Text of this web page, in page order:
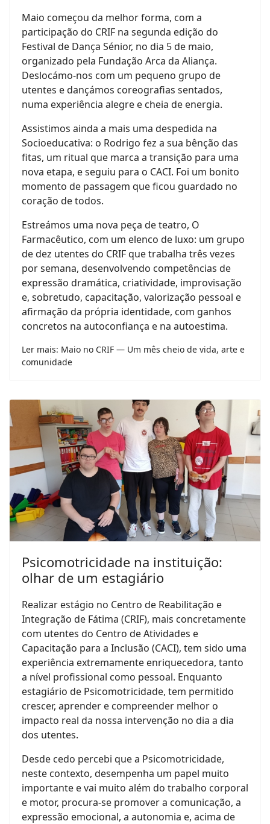
Maio começou da melhor forma, com a
participação do CRIF na segunda edição do
Festival de Dança Sénior, no dia 5 de maio,
organizado pela Fundação Arca da Aliança.
Deslocámo-nos com um pequeno grupo de
utentes e dançámos coreografias sentados,
numa experiência alegre e cheia de energia.
Assistimos ainda a mais uma despedida na
Socioeducativa: o Rodrigo fez a sua bênção das
fitas, um ritual que marca a transição para uma
nova etapa, e seguiu para o CACI. Foi um bonito
momento de passagem que ficou guardado no
coração de todos.
Estreámos uma nova peça de teatro, O
Farmacêutico, com um elenco de luxo: um grupo
de dez utentes do CRIF que trabalha três vezes
por semana, desenvolvendo competências de
expressão dramática, criatividade, improvisação
e, sobretudo, capacitação, valorização pessoal e
afirmação da própria identidade, com ganhos
concretos na autoconfiança e na autoestima.
Ler mais: Maio no CRIF — Um mês cheio de vida, arte e
comunidade
Psicomotricidade na instituição:
olhar de um estagiário
Realizar estágio no Centro de Reabilitação e
Integração de Fátima (CRIF), mais concretamente
com utentes do Centro de Atividades e
Capacitação para a Inclusão (CACI), tem sido uma
experiência extremamente enriquecedora, tanto
a nível profissional como pessoal. Enquanto
estagiário de Psicomotricidade, tem permitido
crescer, aprender e compreender melhor o
impacto real da nossa intervenção no dia a dia
dos utentes.
Desde cedo percebi que a Psicomotricidade,
neste contexto, desempenha um papel muito
importante e vai muito além do trabalho corporal
e motor, procura-se promover a comunicação, a
expressão emocional, a autonomia e, acima de